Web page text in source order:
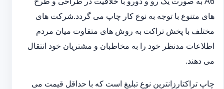
های متنوع با توجه به نوع کار چاپ می گردد.شرکت های
مختلف با پخش تراکت به روش های متفاوت میان مردم
اطلاعات مدنظر خود را به مخاطبان و مشتریان خود انتقال
می دهند.
چاپ تراکت‏ارزانترین نوع تبلیغ است که با حداقل قیمت می